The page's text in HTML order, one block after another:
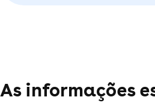
As informações